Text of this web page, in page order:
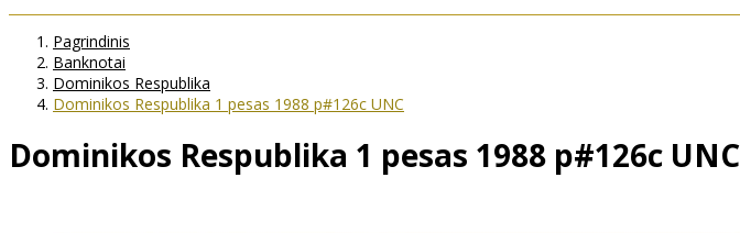
Pagrindinis
Banknotai
Dominikos Respublika
Dominikos Respublika 1 pesas 1988 p#126c UNC
Dominikos Respublika 1 pesas 1988 p#126c UNC